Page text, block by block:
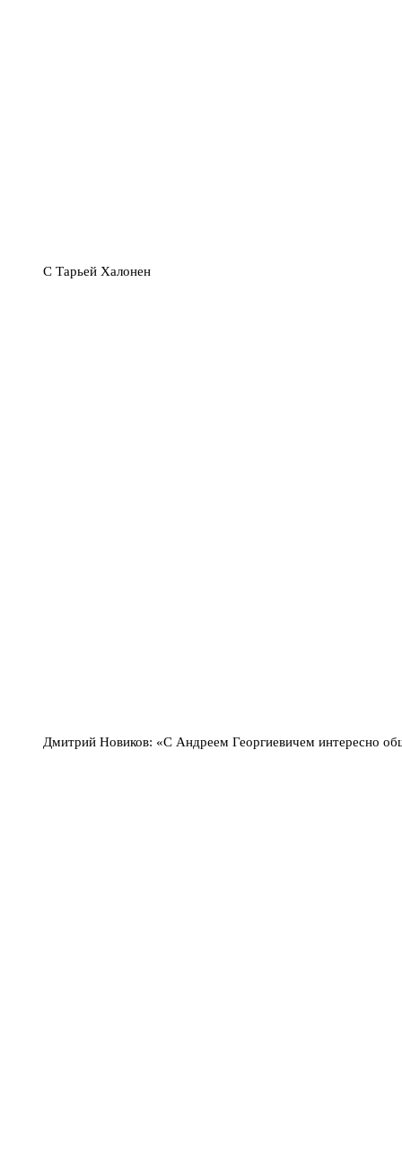
С Тарьей Халонен
Дмитрий Новиков: «С Андреем Георгиевичем интересно